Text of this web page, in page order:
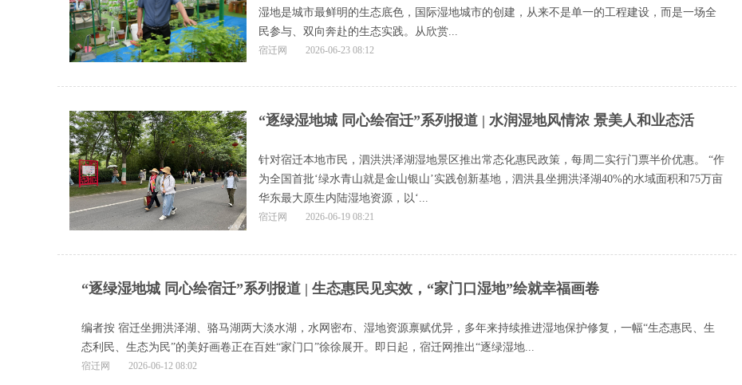
湿地是城市最鲜明的生态底色，国际湿地城市的创建，从来不是单一的工程建设，而是一场全
民参与、双向奔赴的生态实践。从欣赏...
宿迁网 2026-06-23 08:12
“逐绿湿地城 同心绘宿迁”系列报道 | 水润湿地风情浓 景美人和业态活
针对宿迁本地市民，泗洪洪泽湖湿地景区推出常态化惠民政策，每周二实行门票半价优惠。 “作
为全国首批‘绿水青山就是金山银山’实践创新基地，泗洪县坐拥洪泽湖40%的水域面积和75万亩
华东最大原生内陆湿地资源，以‘...
宿迁网 2026-06-19 08:21
“逐绿湿地城 同心绘宿迁”系列报道 | 生态惠民见实效，“家门口湿地”绘就幸福画卷
编者按 宿迁坐拥洪泽湖、骆马湖两大淡水湖，水网密布、湿地资源禀赋优异，多年来持续推进湿地保护修复，一幅“生态惠民、生
态利民、生态为民”的美好画卷正在百姓“家门口”徐徐展开。即日起，宿迁网推出“逐绿湿地...
宿迁网 2026-06-12 08:02